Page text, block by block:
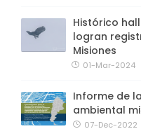
Histórico
logran
Misiones
01-Mar-2024
Informe de
ambiental
07-Dec-2022